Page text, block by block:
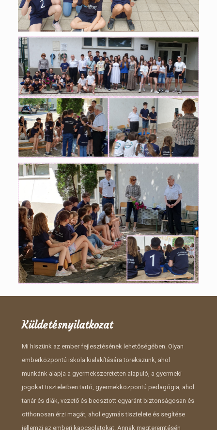
Küldetésnyilatkozat
Mi hiszünk az ember fejlesztésének lehetőségében. Olyan
emberközpontú iskola kialakítására törekszünk, ahol
munkánk alapja a gyermekszereteten alapuló, a gyermeki
jogokat tiszteletben tartó, gyermekközpontú pedagógia, ahol
tanár és diák, vezető és beosztott egyaránt biztonságosan és
otthonosan érzi magát, ahol egymás tisztelete és segítése
jellemzi az emberi kapcsolatokat. Annak megteremtésén